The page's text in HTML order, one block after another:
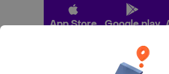
App Store Google play